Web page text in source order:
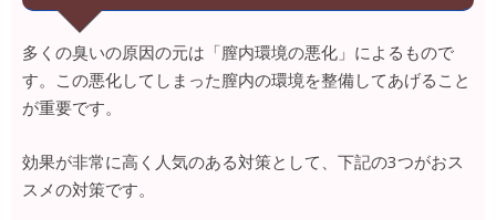
多くの臭いの原因の元は「膣内環境の悪化」によるもので
す。この悪化してしまった膣内の環境を整備してあげること
が重要です。
効果が非常に高く人気のある対策として、下記の3つがおス
スメの対策です。